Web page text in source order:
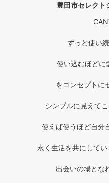
豊田市セレクト
ずっと使い
使い込むほどに
をコンセプトに
シンプルに見えて
使えば使うほど自分
永く生活を共にして
出会いの場とな